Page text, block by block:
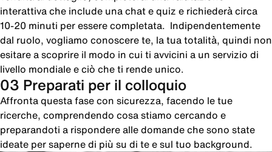
interattiva che include una chat e quiz e richiederà circa
10-20 minuti per essere completata. Indipendentemente
dal ruolo, vogliamo conoscere te, la tua totalità, quindi non
esitare a scoprire il modo in cui ti avvicini a un servizio di
livello mondiale e ciò che ti rende unico.
03 Preparati per il colloquio
Affronta questa fase con sicurezza, facendo le tue
ricerche, comprendendo cosa stiamo cercando e
preparandoti a rispondere alle domande che sono state
ideate per saperne di più su di te e sul tuo background.